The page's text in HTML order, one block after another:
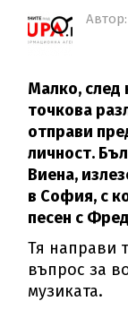
Автор:
Малко, след
точкова
отправи
личност.
Виена,
в София, с
песен с
Тя направи
въпрос за
музиката.